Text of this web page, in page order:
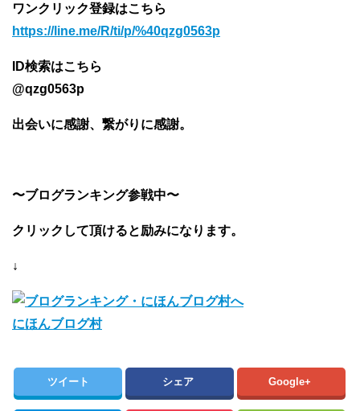
ワンクリック登録はこちら
https://line.me/R/ti/p/%40qzg0563p
ID検索はこちら
@qzg0563p
出会いに感謝、繋がりに感謝。
〜ブログランキング参戦中〜
クリックして頂けると励みになります。
↓
にほんブログ村
ツイート シェア Google+